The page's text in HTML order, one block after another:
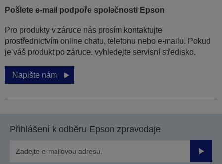
Pošlete e-mail podpoře společnosti Epson
Pro produkty v záruce nás prosím kontaktujte
prostřednictvím online chatu, telefonu nebo e-mailu. Pokud
je váš produkt po záruce, vyhledejte servisní středisko.
Napište nám
Přihlášení k odběru Epson zpravodaje